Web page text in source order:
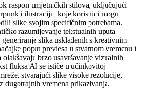
raspon umjetničkih stilova, uključujući
i ilustraciju, koje korisnici mogu
slike svojim specifičnim potrebama.
razumijevanje tekstualnih uputa
generiranje slika usklađenih s kreativnim
poput previesa u stvarnom vremenu i
olakšavaju brzo usavršavanje vizualnih
fluksa AI se ističe u učinkovitoj
stvarajući slike visoke rezolucije,
dugotrajnih vremena prikazivanja.